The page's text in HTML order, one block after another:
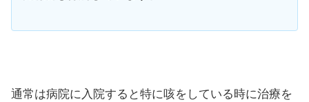
通常は病院に入院すると特に咳をしている時に治療を